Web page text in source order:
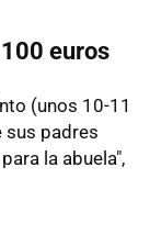
euros
(unos 10-11
sus padres
la abuela",